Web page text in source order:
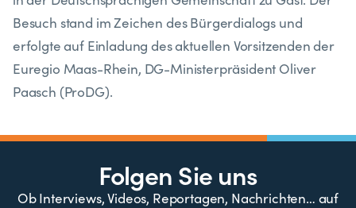
Besuch stand im Zeichen des Bürgerdialogs und
erfolgte auf Einladung des aktuellen Vorsitzenden der
Euregio Maas-Rhein, DG-Ministerpräsident Oliver
Paasch (ProDG).
Folgen Sie uns
Ob Interviews, Videos, Reportagen, Nachrichten… auf